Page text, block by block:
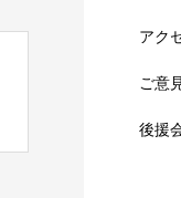
アク
ご意
後援